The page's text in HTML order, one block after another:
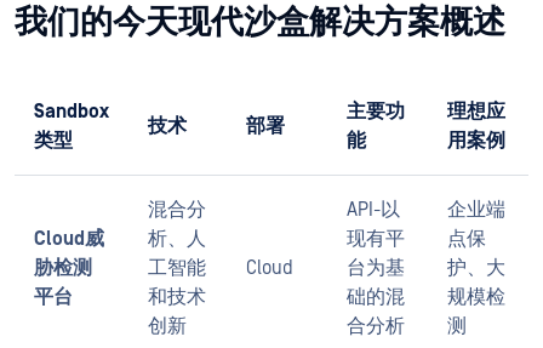
我们的今天现代沙盒解决方案概述
Sandbox
类型
技术 部署
主要功
能
理想应
用案例
Cloud威
胁检测
平台
混合分
析、人
工智能
和技术
创新
Cloud
API-以
现有平
台为基
础的混
合分析
企业端
点保
护、大
规模检
测